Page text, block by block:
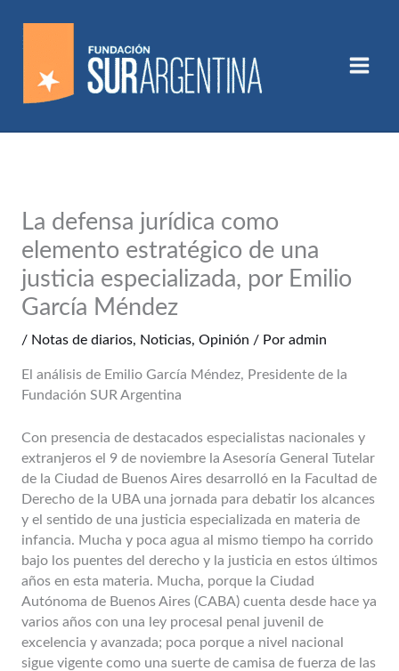
contenido
La defensa jurídica como
elemento estratégico de una
justicia especializada, por Emilio
García Méndez
/ Notas de diarios, Noticias, Opinión / Por admin
El análisis de Emilio García Méndez, Presidente de la
Fundación SUR Argentina
Con presencia de destacados especialistas nacionales y
extranjeros el 9 de noviembre la Asesoría General Tutelar
de la Ciudad de Buenos Aires desarrolló en la Facultad de
Derecho de la UBA una jornada para debatir los alcances
y el sentido de una justicia especializada en materia de
infancia. Mucha y poca agua al mismo tiempo ha corrido
bajo los puentes del derecho y la justicia en estos últimos
años en esta materia. Mucha, porque la Ciudad
Autónoma de Buenos Aires (CABA) cuenta desde hace ya
varios años con una ley procesal penal juvenil de
excelencia y avanzada; poca porque a nivel nacional
sigue vigente como una suerte de camisa de fuerza de las